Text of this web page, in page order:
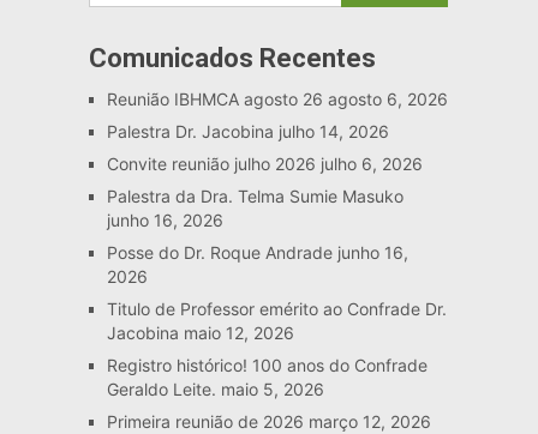
Comunicados Recentes
Reunião IBHMCA agosto 26 agosto 6, 2026
Palestra Dr. Jacobina julho 14, 2026
Convite reunião julho 2026 julho 6, 2026
Palestra da Dra. Telma Sumie Masuko
junho 16, 2026
Posse do Dr. Roque Andrade junho 16,
2026
Titulo de Professor emérito ao Confrade Dr.
Jacobina maio 12, 2026
Registro histórico! 100 anos do Confrade
Geraldo Leite. maio 5, 2026
Primeira reunião de 2026 março 12, 2026